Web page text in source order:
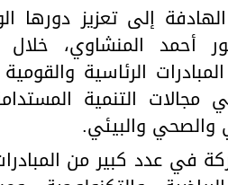
إلى تعزيز
أحمد المنشاوي، خلال
الرئاسية
التنمية
والصحي والبيئي.
في عدد كبير من